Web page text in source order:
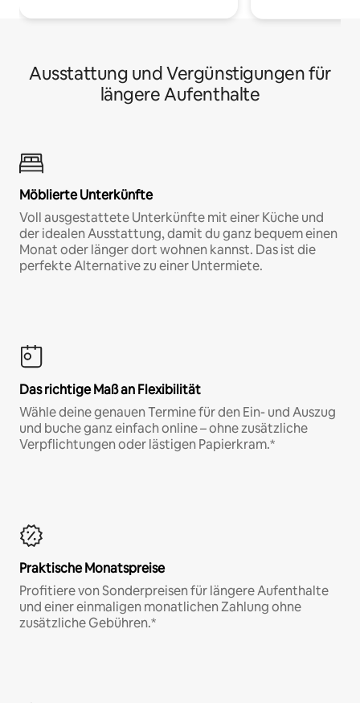
Ausstattung und Vergünstigungen für
längere Aufenthalte
Möblierte Unterkünfte
Voll ausgestattete Unterkünfte mit einer Küche und
der idealen Ausstattung, damit du ganz bequem einen
Monat oder länger dort wohnen kannst. Das ist die
perfekte Alternative zu einer Untermiete.
Das richtige Maß an Flexibilität
Wähle deine genauen Termine für den Ein- und Auszug
und buche ganz einfach online – ohne zusätzliche
Verpflichtungen oder lästigen Papierkram.*
Praktische Monatspreise
Profitiere von Sonderpreisen für längere Aufenthalte
und einer einmaligen monatlichen Zahlung ohne
zusätzliche Gebühren.*